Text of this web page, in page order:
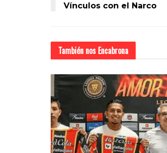
Vínculos con el Narco
También nos Encabrona